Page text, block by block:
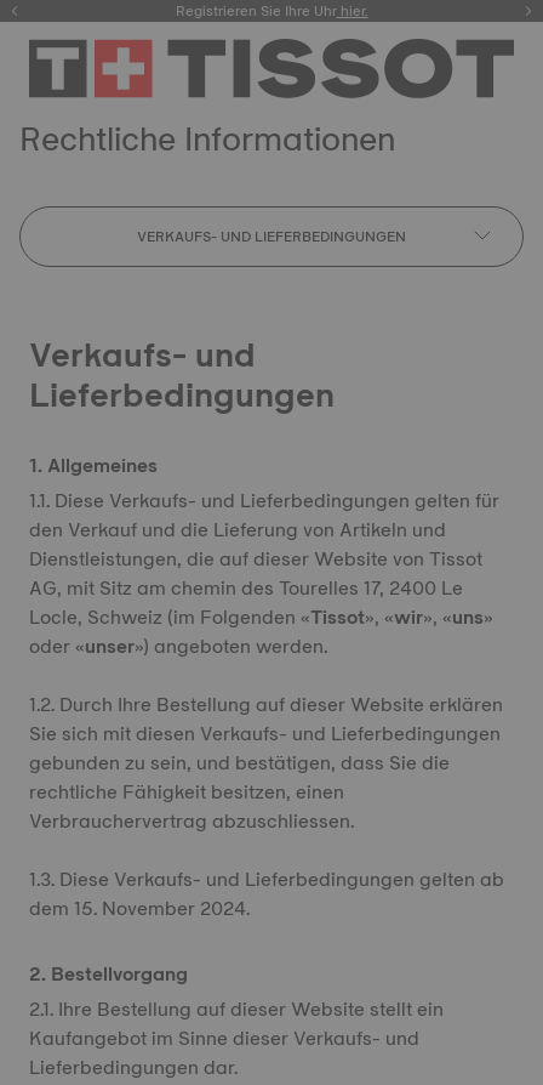
Registrieren Sie Ihre Uhrhier.
Rechtliche Informationen
VERKAUFS- UND LIEFERBEDINGUNGEN
Verkaufs- und
Lieferbedingungen
1. Allgemeines
1.1. Diese Verkaufs- und Lieferbedingungen gelten für
den Verkauf und die Lieferung von Artikeln und
Dienstleistungen, die auf dieser Website von Tissot
AG, mit Sitz am chemin des Tourelles 17, 2400 Le
Locle, Schweiz (im Folgenden «Tissot», «wir», «uns»
oder «unser») angeboten werden.
1.2. Durch Ihre Bestellung auf dieser Website erklären
Sie sich mit diesen Verkaufs- und Lieferbedingungen
gebunden zu sein, und bestätigen, dass Sie die
rechtliche Fähigkeit besitzen, einen
Verbrauchervertrag abzuschliessen.
1.3. Diese Verkaufs- und Lieferbedingungen gelten ab
dem 15. November 2024.
2. Bestellvorgang
2.1. Ihre Bestellung auf dieser Website stellt ein
Kaufangebot im Sinne dieser Verkaufs- und
Lieferbedingungen dar.